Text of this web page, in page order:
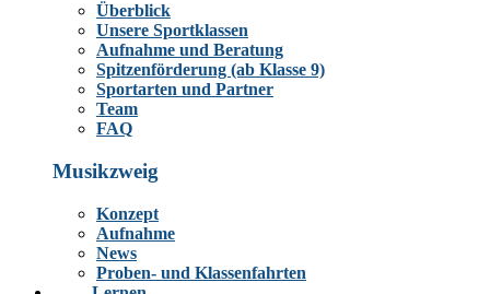
Überblick
Unsere Sportklassen
Aufnahme und Beratung
Spitzenförderung (ab Klasse 9)
Sportarten und Partner
Team
FAQ
Musikzweig
Konzept
Aufnahme
News
Proben- und Klassenfahrten